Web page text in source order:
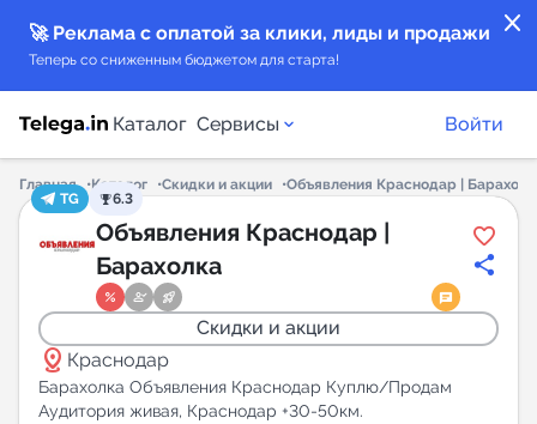
close
🚀 Реклама с оплатой за клики, лиды и продажи
Теперь со сниженным бюджетом для старта!
Каталог Сервисы
Каталог каналов
Каталог ботов
Горящие предложения
Индекс читаемости каналов в Telegram
Войти
Главная Каталог Скидки и акции
Объявления Краснодар |
TG
6.3
Объявления Краснодар |
Барахолка
Скидки и акции
distance Краснодар
Барахолка Объявления Краснодар Куплю/Продам
Аудитория живая, Краснодар +30-50км.